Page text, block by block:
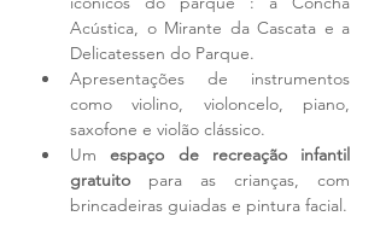
Acústica, o Mirante da Cascata e a
Delicatessen do Parque.
Apresentações de instrumentos
como violino, violoncelo, piano,
saxofone e violão clássico.
Um espaço de recreação infantil
gratuito para as crianças, com
brincadeiras guiadas e pintura facial.